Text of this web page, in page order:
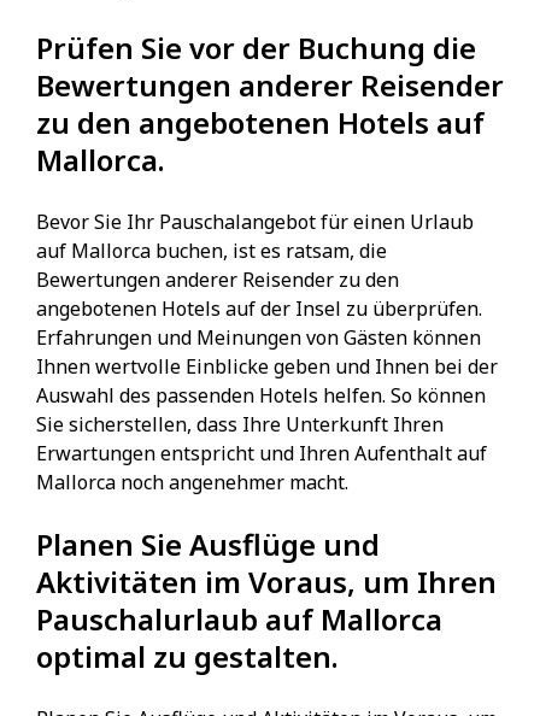
Prüfen Sie vor der Buchung die
Bewertungen anderer Reisender
zu den angebotenen Hotels auf
Mallorca.
Bevor Sie Ihr Pauschalangebot für einen Urlaub
auf Mallorca buchen, ist es ratsam, die
Bewertungen anderer Reisender zu den
angebotenen Hotels auf der Insel zu überprüfen.
Erfahrungen und Meinungen von Gästen können
Ihnen wertvolle Einblicke geben und Ihnen bei der
Auswahl des passenden Hotels helfen. So können
Sie sicherstellen, dass Ihre Unterkunft Ihren
Erwartungen entspricht und Ihren Aufenthalt auf
Mallorca noch angenehmer macht.
Planen Sie Ausflüge und
Aktivitäten im Voraus, um Ihren
Pauschalurlaub auf Mallorca
optimal zu gestalten.